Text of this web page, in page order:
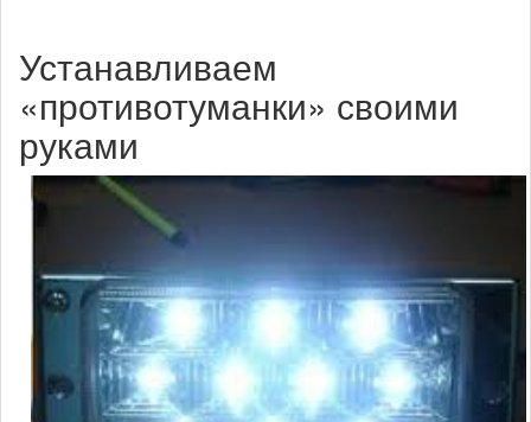
Устанавливаем
«противотуманки» своими
руками